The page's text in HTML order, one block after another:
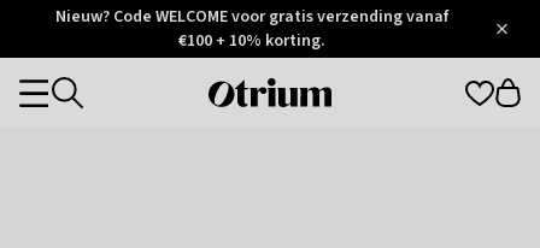
Otrium
Trustpilot
Nieuw? Code WELCOME voor gratis verzending vanaf
€100 + 10% korting.
Otrium
Categories